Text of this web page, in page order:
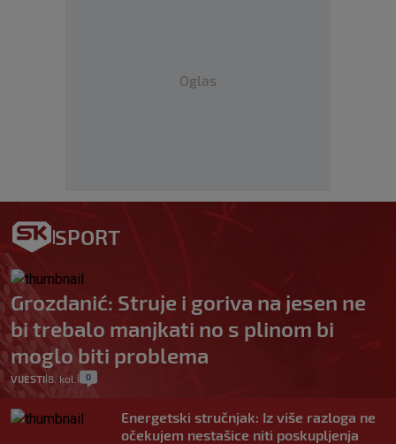
Oglas
SPORT
Grozdanić: Struje i goriva na jesen ne
bi trebalo manjkati no s plinom bi
moglo biti problema
VIJESTI 8. kol. 0
Energetski stručnjak: Iz više razloga ne
očekujem nestašice niti poskupljenja